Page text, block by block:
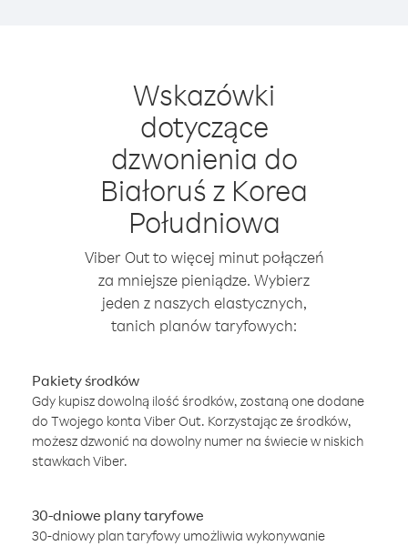
Wskazówki
dotyczące
dzwonienia do
Białoruś z Korea
Południowa
Viber Out to więcej minut połączeń
za mniejsze pieniądze. Wybierz
jeden z naszych elastycznych,
tanich planów taryfowych:
Pakiety środków
Gdy kupisz dowolną ilość środków, zostaną one dodane
do Twojego konta Viber Out. Korzystając ze środków,
możesz dzwonić na dowolny numer na świecie w niskich
stawkach Viber.
30-dniowe plany taryfowe
30-dniowy plan taryfowy umożliwia wykonywanie